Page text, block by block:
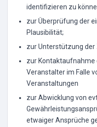
identifizieren zu
zur Überprüfung der
Plausibilität;
zur Unterstützung der
zur Kontaktaufnahme
Veranstalter im Falle
Veranstaltungen
zur Abwicklung von
etwaiger Ansprüche